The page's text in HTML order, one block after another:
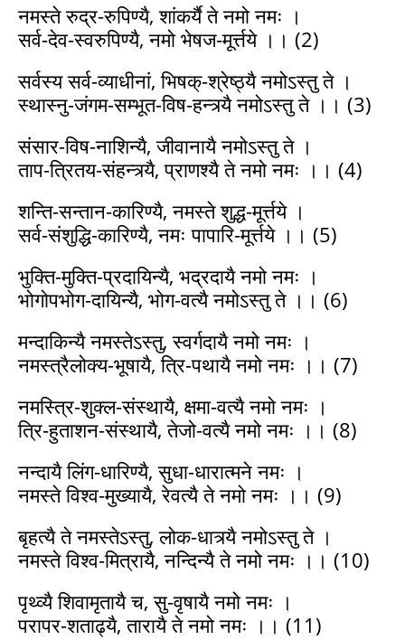
नमस्ते रुद्र-रुपिण्यै, शांकर्यै ते नमो नमः ।
सर्व-देव-स्वरुपिण्यै, नमो भेषज-मूर्त्तये ।। (2)
सर्वस्य सर्व-व्याधीनां, भिषक्-श्रेष्ठ्यै नमोऽस्तु ते ।
स्थास्नु-जंगम-सम्भूत-विष-हन्त्र्यै नमोऽस्तु ते ।। (3)
संसार-विष-नाशिन्यै, जीवानायै नमोऽस्तु ते ।
ताप-त्रितय-संहन्त्र्यै, प्राणश्यै ते नमो नमः ।। (4)
शन्ति-सन्तान-कारिण्यै, नमस्ते शुद्ध-मूर्त्तये ।
सर्व-संशुद्धि-कारिण्यै, नमः पापारि-मूर्त्तये ।। (5)
भुक्ति-मुक्ति-प्रदायिन्यै, भद्रदायै नमो नमः ।
भोगोपभोग-दायिन्यै, भोग-वत्यै नमोऽस्तु ते ।। (6)
मन्दाकिन्यै नमस्तेऽस्तु, स्वर्गदायै नमो नमः ।
नमस्त्रैलोक्य-भूषायै, त्रि-पथायै नमो नमः ।। (7)
नमस्त्रि-शुक्ल-संस्थायै, क्षमा-वत्यै नमो नमः ।
त्रि-हुताशन-संस्थायै, तेजो-वत्यै नमो नमः ।। (8)
नन्दायै लिंग-धारिण्यै, सुधा-धारात्मने नमः ।
नमस्ते विश्व-मुख्यायै, रेवत्यै ते नमो नमः ।। (9)
बृहत्यै ते नमस्तेऽस्तु, लोक-धात्र्यै नमोऽस्तु ते ।
नमस्ते विश्व-मित्रायै, नन्दिन्यै ते नमो नमः ।। (10)
पृथ्व्यै शिवामृतायै च, सु-वृषायै नमो नमः ।
परापर-शताढ्यै, तारायै ते नमो नमः ।। (11)